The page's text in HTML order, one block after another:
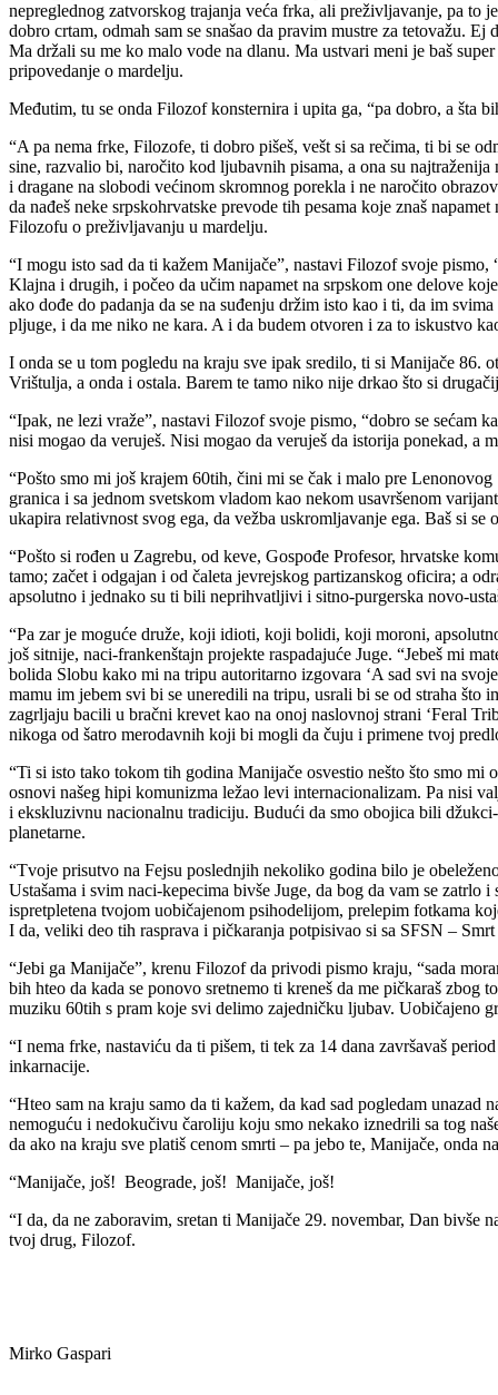
nepreglednog zatvorskog trajanja veća frka, ali preživljavanje, pa to
dobro crtam, odmah sam se snašao da pravim mustre za tetovažu.
Ma držali su me ko malo vode na dlanu. Ma ustvari meni je baš
pripovedanje o mardelju.
Međutim, tu se onda Filozof konsternira i upita ga, “pa dobro, a šta
“A pa nema frke, Filozofe, ti dobro pišeš, vešt si sa rečima, ti bi se
sine, razvalio bi, naročito kod ljubavnih pisama, a ona su
i dragane na slobodi većinom skromnog porekla i ne naročito
da nađeš neke srpskohrvatske prevode tih pesama koje znaš
Filozofu o preživljavanju u mardelju.
“I mogu isto sad da ti kažem Manijače”, nastavi Filozof svoje
Klajna i drugih, i počeo da učim napamet na srpskom one delove
ako dođe do padanja da se na suđenju držim isto kao i ti, da im
pljuge, i da me niko ne kara. A i da budem otvoren i za to iskustvo
I onda se u tom pogledu na kraju sve ipak sredilo, ti si Manijače 86.
Vrištulja, a onda i ostala. Barem te tamo niko nije drkao što si
“Ipak, ne lezi vraže”, nastavi Filozof svoje pismo, “dobro se sećam
nisi mogao da veruješ. Nisi mogao da veruješ da istorija ponekad,
“Pošto smo mi još krajem 60tih, čini mi se čak i malo pre
granica i sa jednom svetskom vladom kao nekom usavršenom
ukapira relativnost svog ega, da vežba uskromljavanje ega. Baš si
“Pošto si rođen u Zagrebu, od keve, Gospođe Profesor, hrvatske
tamo; začet i odgajan i od čaleta jevrejskog partizanskog oficira; a
apsolutno i jednako su ti bili neprihvatljivi i sitno-purgerska novo-
“Pa zar je moguće druže, koji idioti, koji bolidi, koji moroni,
još sitnije, naci-frankenštajn projekte raspadajuće Juge. “Jebeš mi
bolida Slobu kako mi na tripu autoritarno izgovara ‘A sad svi na
mamu im jebem svi bi se uneredili na tripu, usrali bi se od straha
zagrljaju bacili u bračni krevet kao na onoj naslovnoj strani ‘Feral
nikoga od šatro merodavnih koji bi mogli da čuju i primene tvoj
“Ti si isto tako tokom tih godina Manijače osvestio nešto što smo mi
osnovi našeg hipi komunizma ležao levi internacionalizam. Pa nisi
i ekskluzivnu nacionalnu tradiciju. Budući da smo obojica bili
planetarne.
“Tvoje prisutvo na Fejsu poslednjih nekoliko godina bilo je
Ustašama i svim naci-kepecima bivše Juge, da bog da vam se
ispretpletena tvojom uobičajenom psihodelijom, prelepim fotkama
I da, veliki deo tih rasprava i pičkaranja potpisivao si sa SFSN –
“Jebi ga Manijače”, krenu Filozof da privodi pismo kraju, “sada
bih hteo da kada se ponovo sretnemo ti kreneš da me pičkaraš
muziku 60tih s pram koje svi delimo zajedničku ljubav. Uobičajeno
“I nema frke, nastaviću da ti pišem, ti tek za 14 dana završavaš
inkarnacije.
“Hteo sam na kraju samo da ti kažem, da kad sad pogledam
nemoguću i nedokučivu čaroliju koju smo nekako iznedrili sa tog
da ako na kraju sve platiš cenom smrti – pa jebo te, Manijače, onda
“Manijače, još! Beograde, još! Manijače, još!
“I da, da ne zaboravim, sretan ti Manijače 29. novembar, Dan bivše
tvoj drug, Filozof.
Mirko Gaspari